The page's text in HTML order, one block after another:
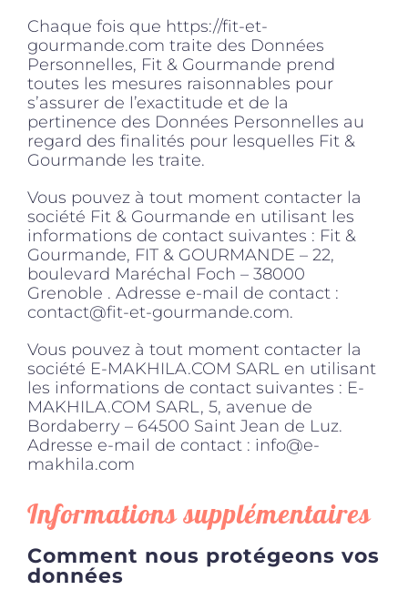
Chaque fois que https://fit-et-
gourmande.com traite des Données
Personnelles, Fit & Gourmande prend
toutes les mesures raisonnables pour
s’assurer de l’exactitude et de la
pertinence des Données Personnelles au
regard des finalités pour lesquelles Fit &
Gourmande les traite.
Vous pouvez à tout moment contacter la
société Fit & Gourmande en utilisant les
informations de contact suivantes : Fit &
Gourmande, FIT & GOURMANDE – 22,
boulevard Maréchal Foch – 38000
Grenoble . Adresse e-mail de contact :
contact@fit-et-gourmande.com.
Vous pouvez à tout moment contacter la
société E-MAKHILA.COM SARL en utilisant
les informations de contact suivantes : E-
MAKHILA.COM SARL, 5, avenue de
Bordaberry – 64500 Saint Jean de Luz.
Adresse e-mail de contact : info@e-
makhila.com
Informations supplémentaires
Comment nous protégeons vos
données